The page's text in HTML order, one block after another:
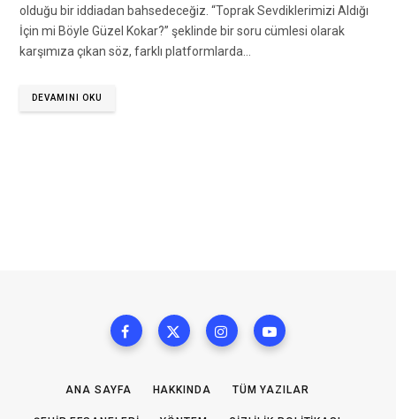
olduğu bir iddiadan bahsedeceğiz. “Toprak Sevdiklerimizi Aldığı
İçin mi Böyle Güzel Kokar?” şeklinde bir soru cümlesi olarak
karşımıza çıkan söz, farklı platformlarda…
DEVAMINI OKU
ANA SAYFA HAKKINDA TÜM YAZILAR